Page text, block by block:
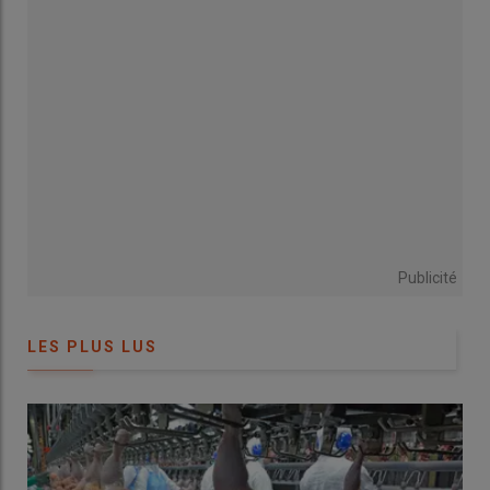
« La vaccination des poules pondeuses a été un
l’hygiène et de la biosécurité (notamment la gestion des
rongeurs) et sur la vaccination contre les sérovars S almonella
enteritidis (SE) ettyphimurium
(ST), obligatoire depuis 2013.
Publicité
LES PLUS LUS